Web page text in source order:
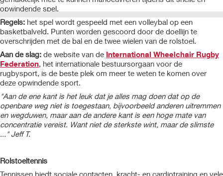
opwindende spel.
Regels: het spel wordt gespeeld met een volleybal op een
basketbalveld. Punten worden gescoord door de doellijn te
overschrijden met de bal en de twee wielen van de rolstoel.
Aan de slag: de website van de International Wheelchair Rugby
Federation, het internationale bestuursorgaan voor de
rugbysport, is de beste plek om meer te weten te komen over
deze opwindende sport.
"Aan de ene kant is het leuk dat je alles mag doen dat op de
openbare weg niet is toegestaan, bijvoorbeeld anderen uitremmen
en wegduwen, maar aan de andere kant is een hoge mate van
concentratie vereist. Want niet de sterkste wint, maar de slimste
..." Jeff T.
Rolstoeltennis
Tennissen biedt sociale contacten, kracht- en cardiotraining en vele